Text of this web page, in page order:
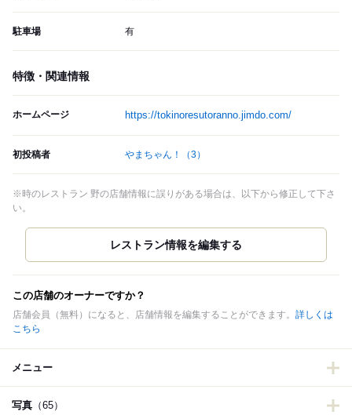
駐車場 有
特徴・関連情報
ホームページ https://tokinoresutoranno.jimdo.com/
初投稿者 やまちゃん！ （3）
※時のレストラン 野の店舗情報に誤りがある場合は、以下から修正して下さ
い。
この店舗のオーナーですか？
店舗会員（無料）になると、店舗情報を編集することができます。 詳しくは
こちら
メニュー
写真 （65）